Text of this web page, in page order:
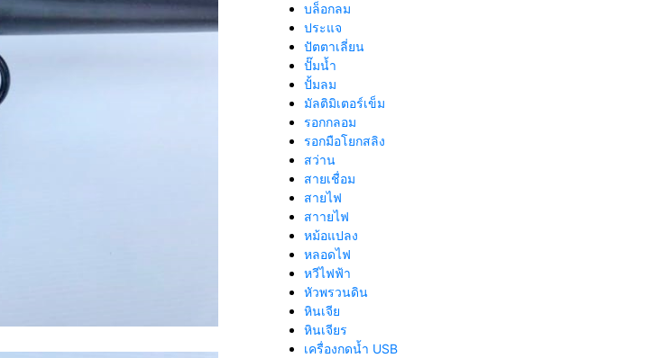
บล็อกลม
ประแจ
ปัตตาเลี่ยน
ปั๊มน้ำ
ปั้มลม
มัลติมิเตอร์เข็ม
รอกกลอม
รอกมือโยกสลิง
สว่าน
สายเชื่อม
สายไฟ
สาายไฟ
หม้อแปลง
หลอดไฟ
หวีไฟฟ้า
หัวพรวนดิน
หินเจีย
หินเจียร
เครื่องกดน้ำ USB